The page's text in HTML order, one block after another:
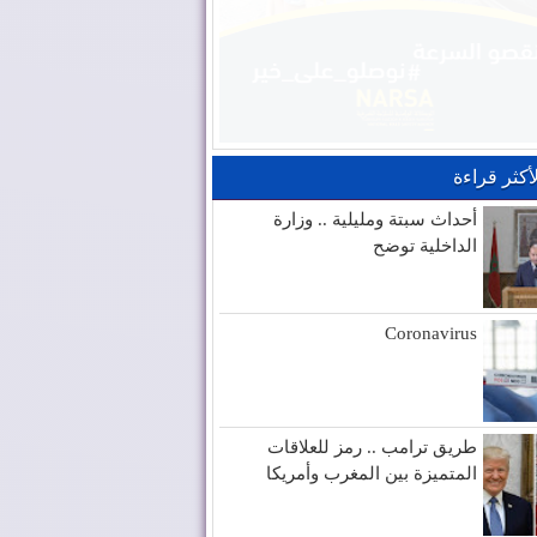
قراءة
أحداث سبتة ومليلية .. وزارة
الداخلية توضح
Coronavirus
طريق ترامب .. رمز للعلاقات
المتميزة بين المغرب وأمريكا